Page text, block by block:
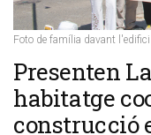
Foto de família davant l'edifici
Presenten
habitatge
construcció